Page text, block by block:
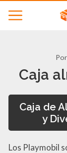
Caja
Caja de
y
Los Playmobil